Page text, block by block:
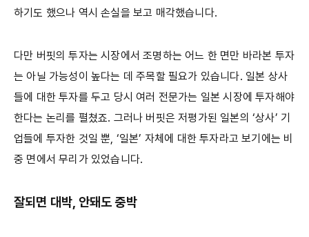
하기도 했으나 역시 손실을 보고 매각했습니다.
다만 버핏의 투자는 시장에서 조명하는 어느 한 면만 바라본 투자
는 아닐 가능성이 높다는 데 주목할 필요가 있습니다. 일본 상사
들에 대한 투자를 두고 당시 여러 전문가는 일본 시장에 투자해야
한다는 논리를 펼쳤죠. 그러나 버핏은 저평가된 일본의 ‘상사’ 기
업들에 투자한 것일 뿐, ‘일본’ 자체에 대한 투자라고 보기에는 비
중 면에서 무리가 있었습니다.
잘되면 대박, 안돼도 중박